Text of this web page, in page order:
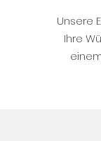
Unsere
Ihre